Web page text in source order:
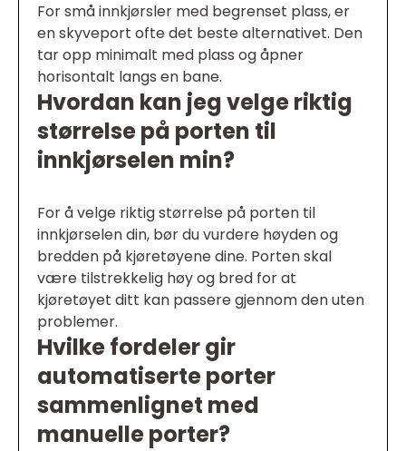
For små innkjørsler med begrenset plass, er
en skyveport ofte det beste alternativet. Den
tar opp minimalt med plass og åpner
horisontalt langs en bane.
Hvordan kan jeg velge riktig
størrelse på porten til
innkjørselen min?
For å velge riktig størrelse på porten til
innkjørselen din, bør du vurdere høyden og
bredden på kjøretøyene dine. Porten skal
være tilstrekkelig høy og bred for at
kjøretøyet ditt kan passere gjennom den uten
problemer.
Hvilke fordeler gir
automatiserte porter
sammenlignet med
manuelle porter?